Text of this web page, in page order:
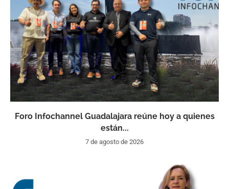
Foro Infochannel Guadalajara reúne hoy a quienes
están...
7 de agosto de 2026